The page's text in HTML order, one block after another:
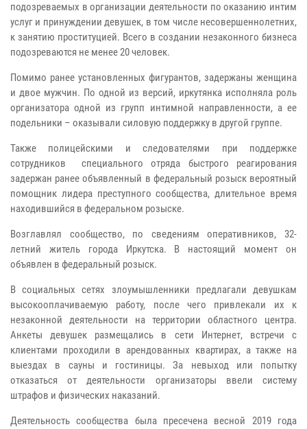
подозреваемых в организации деятельности по оказанию интим
услуг и принуждении девушек, в том числе несовершеннолетних,
к занятию проституцией. Всего в создании незаконного бизнеса
подозреваются не менее 20 человек.
Помимо ранее установленных фигурантов, задержаны женщина
и двое мужчин. По одной из версий, иркутянка исполняла роль
организатора одной из групп интимной направленности, а ее
подельники – оказывали силовую поддержку в другой группе.
Также полицейскими и следователями при поддержке
сотрудников специального отряда быстрого реагирования
задержан ранее объявленный в федеральный розыск вероятный
помощник лидера преступного сообщества, длительное время
находившийся в федеральном розыске.
Возглавлял сообщество, по сведениям оперативников, 32-
летний житель города Иркутска. В настоящий момент он
объявлен в федеральный розыск.
В социальных сетях злоумышленники предлагали девушкам
высокооплачиваемую работу, после чего привлекали их к
незаконной деятельности на территории областного центра.
Анкеты девушек размещались в сети Интернет, встречи с
клиентами проходили в арендованных квартирах, а также на
выездах в сауны и гостиницы. За невыход или попытку
отказаться от деятельности организаторы ввели систему
штрафов и физических наказаний.
Деятельность сообщества была пресечена весной 2019 года